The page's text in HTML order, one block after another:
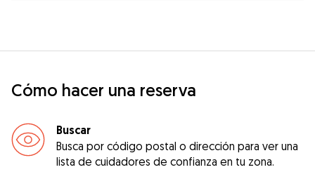
Cómo hacer una reserva
Buscar
Busca por código postal o dirección para ver una
lista de cuidadores de confianza en tu zona.